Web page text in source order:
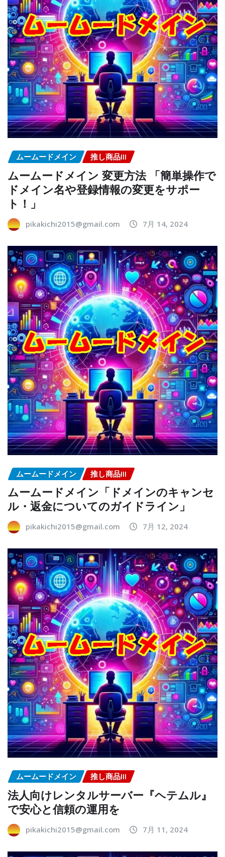
ムームードメイン 推し商品III
ムームードメイン 変更方法 「簡単操作で
ドメイン名や登録情報の変更をサポー
ト！」
pikakichi2015@gmail.com 7月 14, 2024
ムームードメイン 推し商品III
ムームードメイン「ドメインのキャンセ
ル・返金についてのガイドライン」
pikakichi2015@gmail.com 7月 12, 2024
ムームードメイン 推し商品III
法人向けレンタルサーバー『ヘテムル』
で安心と信頼の運用を
pikakichi2015@gmail.com 7月 11, 2024